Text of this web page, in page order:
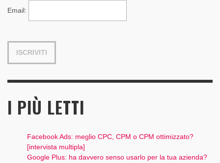
Email:
I PIÙ LETTI
Facebook Ads: meglio CPC, CPM o CPM ottimizzato?
[intervista multipla]
Google Plus: ha davvero senso usarlo per la tua azienda?